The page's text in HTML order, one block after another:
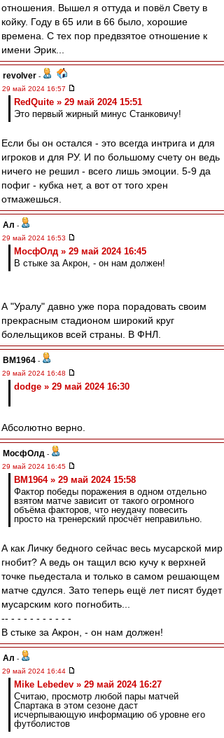
отношения. Вышел я оттуда и повёл Свету в
койку. Году в 65 или в 66 было, хорошие
времена. С тех пор предвзятое отношение к
имени Эрик...
revolver -
29 май 2024 16:57
RedQuite » 29 май 2024 15:51
Это первый жирный минус Станковичу!
Если бы он остался - это всегда интрига и для
игроков и для РУ. И по большому счету он ведь
ничего не решил - всего лишь эмоции. 5-9 да
пофиг - кубка нет, а вот от того хрен
отмажешься.
Ал -
29 май 2024 16:53
МосфОлд » 29 май 2024 16:45
В стыке за Акрон, - он нам должен!
А "Уралу" давно уже пора порадовать своим
прекрасным стадионом широкий круг
болельщиков всей страны. В ФНЛ.
BM1964 -
29 май 2024 16:48
dodge » 29 май 2024 16:30
Абсолютно верно.
МосфОлд -
29 май 2024 16:45
BM1964 » 29 май 2024 15:58
Фактор победы поражения в одном отдельно
взятом матче зависит от такого огромного
объёма факторов, что неудачу повесить
просто на тренерский просчёт неправильно.
А как Личку бедного сейчас весь мусарской мир
гнобит? А ведь он тащил всю кучу к верхней
точке пьедестала и только в самом решающем
матче сдулся. Зато теперь ещё лет писят будет
мусарским кого погнобить...
-- - - - - - - - - - -
В стыке за Акрон, - он нам должен!
Ал -
29 май 2024 16:44
Mike Lebedev » 29 май 2024 16:27
Считаю, просмотр любой пары матчей
Спартака в этом сезоне даст
исчерпывающую информацию об уровне его
футболистов